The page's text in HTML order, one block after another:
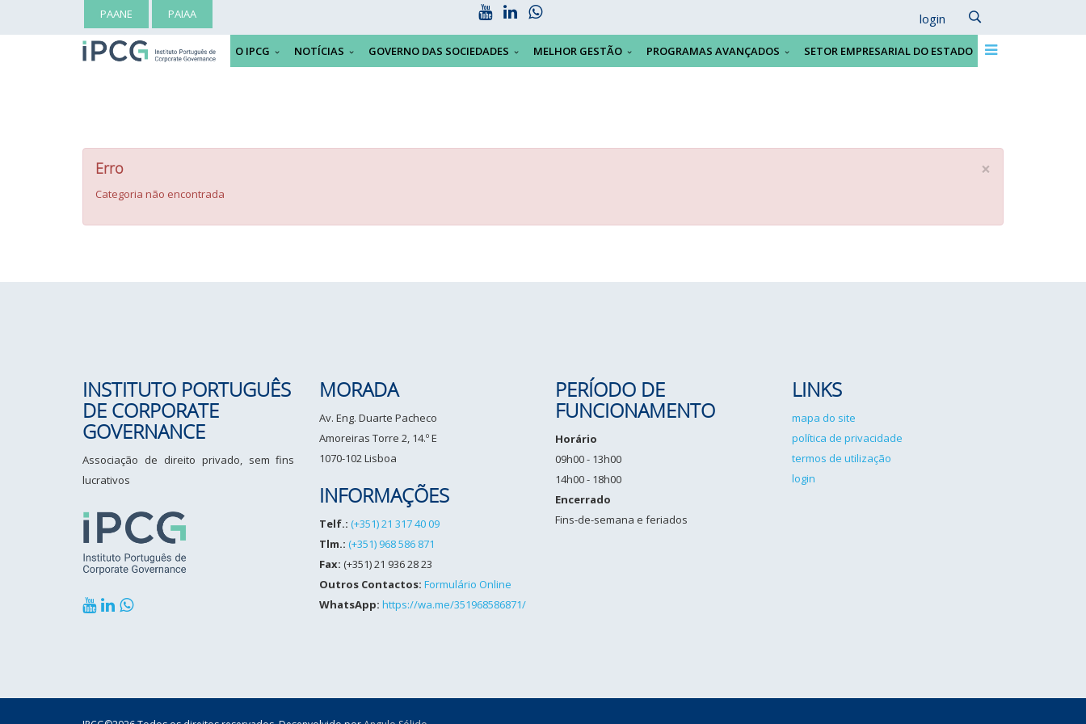
PAANE PAIAA login
O IPCG NOTÍCIAS GOVERNO DAS SOCIEDADES MELHOR GESTÃO PROGRAMAS AVANÇADOS SETOR EMPRESARIAL DO ESTADO
×
Erro
Categoria não encontrada
INSTITUTO PORTUGUÊS
DE CORPORATE
GOVERNANCE
Associação de direito privado, sem fins
lucrativos
MORADA
Av. Eng. Duarte Pacheco
Amoreiras Torre 2, 14.º E
1070-102 Lisboa
INFORMAÇÕES
Telf.: (+351) 21 317 40 09
Tlm.: (+351) 968 586 871
Fax: (+351) 21 936 28 23
Outros Contactos: Formulário Online
WhatsApp: https://wa.me/351968586871/
PERÍODO DE
FUNCIONAMENTO
Horário
09h00 - 13h00
14h00 - 18h00
Encerrado
Fins-de-semana e feriados
LINKS
mapa do site
política de privacidade
termos de utilização
login